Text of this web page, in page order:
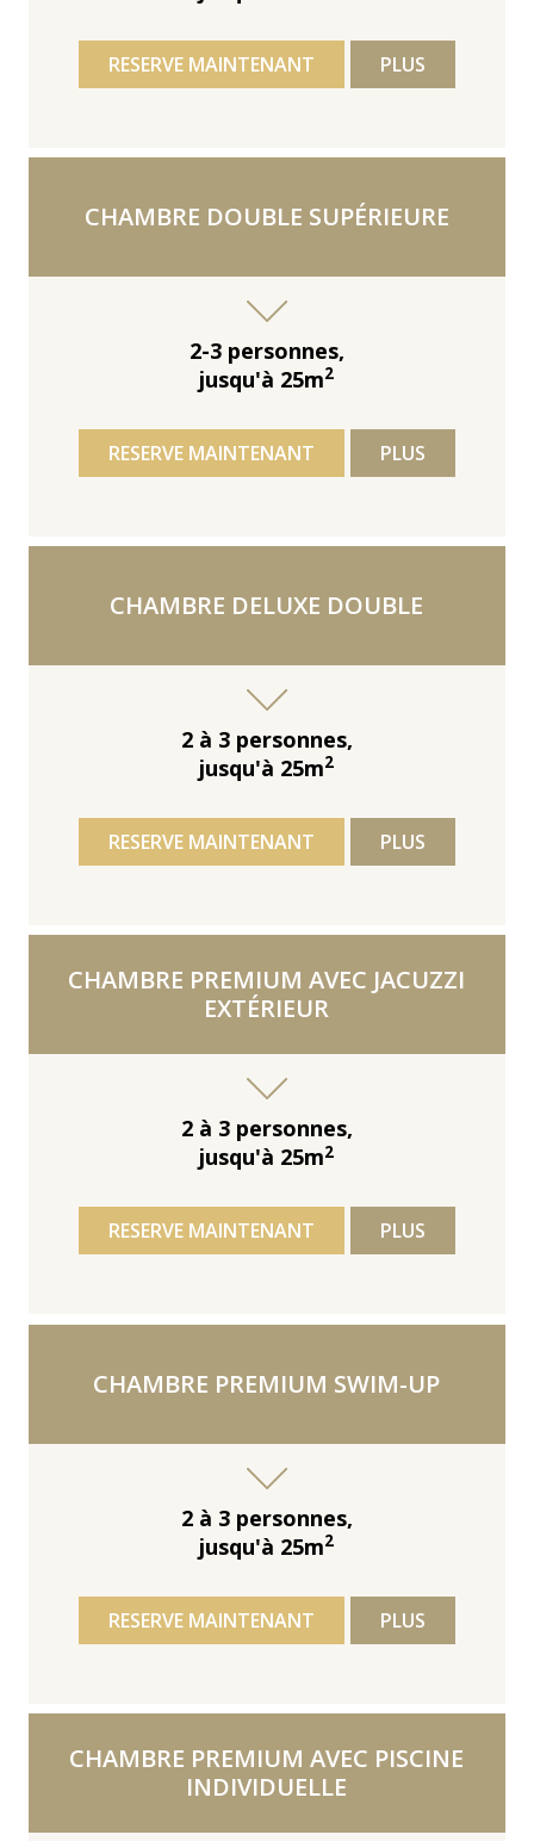
RESERVE MAINTENANT PLUS
CHAMBRE DOUBLE SUPÉRIEURE
2-3 personnes,
jusqu'à 25m2
RESERVE MAINTENANT PLUS
CHAMBRE DELUXE DOUBLE
2 à 3 personnes,
jusqu'à 25m2
RESERVE MAINTENANT PLUS
CHAMBRE PREMIUM AVEC JACUZZI
EXTÉRIEUR
2 à 3 personnes,
jusqu'à 25m2
RESERVE MAINTENANT PLUS
CHAMBRE PREMIUM SWIM-UP
2 à 3 personnes,
jusqu'à 25m2
RESERVE MAINTENANT PLUS
CHAMBRE PREMIUM AVEC PISCINE
INDIVIDUELLE